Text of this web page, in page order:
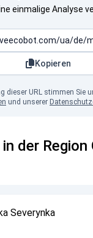
einmalige Analyse
Kopieren
dieser URL stimmen Sie
und unserer
der Region
Severynka